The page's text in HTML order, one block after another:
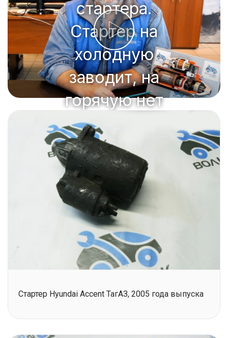
стартера.
Стартер на
холодную
заводит, на
горячую нет
Стартер Hyundai Accent ТагАЗ, 2005 года выпуска